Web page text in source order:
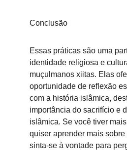
Conclusão
Essas práticas são uma
identidade religiosa e
muçulmanos xiitas. Elas
oportunidade de reflexão
com a história islâmica,
importância do sacrifício e
islâmica. Se você tiver
quiser aprender mais
sinta-se à vontade para